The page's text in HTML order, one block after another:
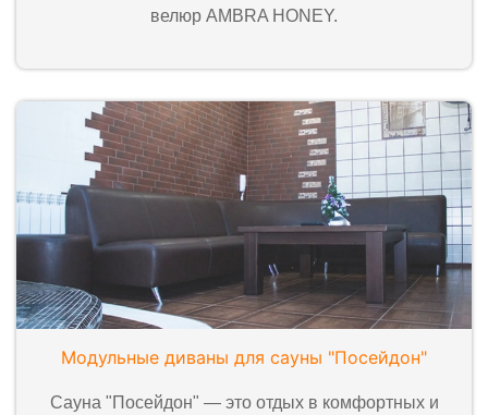
велюр AMBRA HONEY.
Модульные диваны для сауны "Посейдон"
Сауна "Посейдон" — это отдых в комфортных и